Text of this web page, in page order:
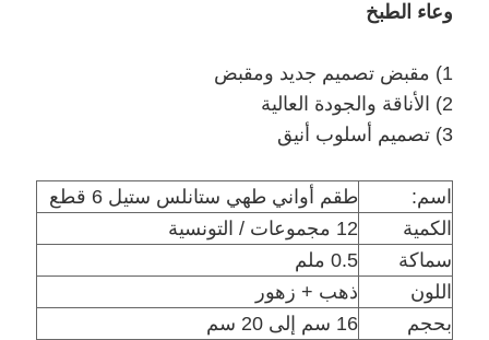
الخصوصية
وعاء الطبخ
1) مقبض تصميم جديد ومقبض
2) الأناقة والجودة العالية
3) تصميم أسلوب أنيق
اسم:
طقم أواني طهي ستانلس ستيل 6 قطع
الكمية
12 مجموعات / التونسية
سماكة
0.5 ملم
اللون
ذهب + زهور
بحجم
16 سم إلى 20 سم